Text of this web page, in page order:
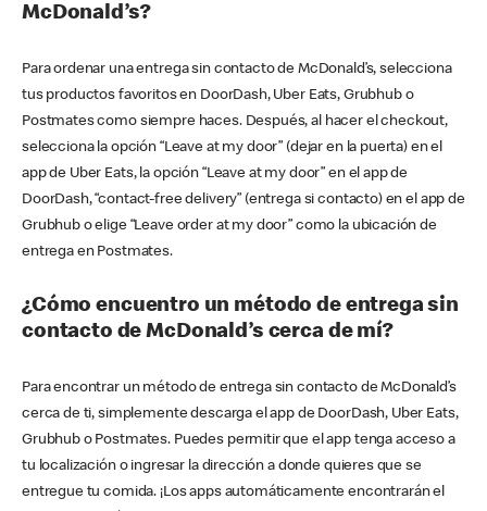
McDonald’s?
Para ordenar una entrega sin contacto de McDonald’s, selecciona
tus productos favoritos en DoorDash, Uber Eats, Grubhub o
Postmates como siempre haces. Después, al hacer el checkout,
selecciona la opción “Leave at my door” (dejar en la puerta) en el
app de Uber Eats, la opción “Leave at my door” en el app de
DoorDash, “contact-free delivery” (entrega si contacto) en el app de
Grubhub o elige “Leave order at my door” como la ubicación de
entrega en Postmates.
¿Cómo encuentro un método de entrega sin
contacto de McDonald’s cerca de mí?
Para encontrar un método de entrega sin contacto de McDonald’s
cerca de ti, simplemente descarga el app de DoorDash, Uber Eats,
Grubhub o Postmates. Puedes permitir que el app tenga acceso a
tu localización o ingresar la dirección a donde quieres que se
entregue tu comida. ¡Los apps automáticamente encontrarán el